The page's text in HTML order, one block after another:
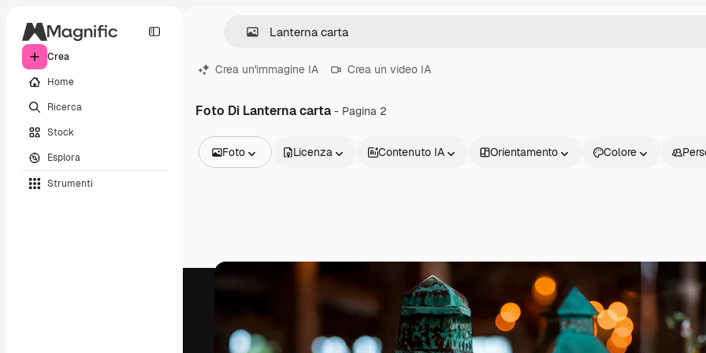
Crea
Home
Ricerca
Stock
Esplora
Strumenti
Crea un'immagine IA Crea un video IA
Foto Di Lanterna carta - Pagina 2
Foto
Video
Modelli 3D
Licenza Contenuto IA Orientamento Colore
Prodotti Inizia